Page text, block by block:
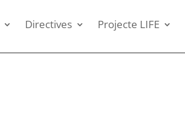
Directives Projecte LIFE